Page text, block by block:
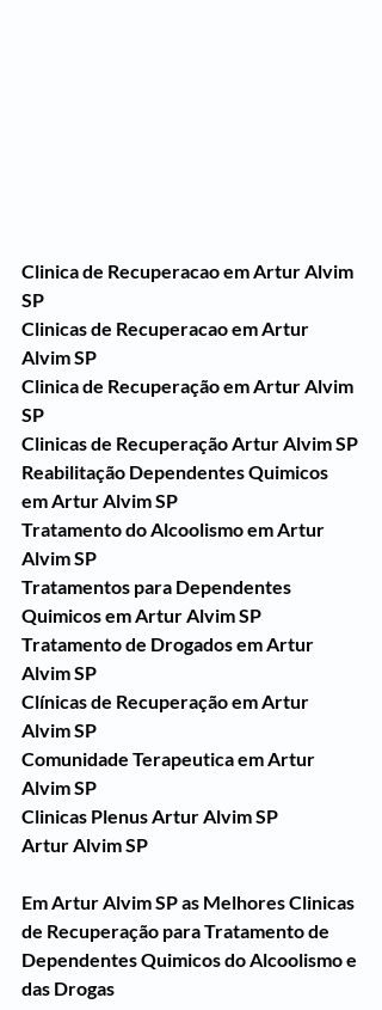
Clinica de Recuperacao em Artur Alvim
SP
Clinicas de Recuperacao em Artur
Alvim SP
Clinica de Recuperação em Artur Alvim
SP
Clinicas de Recuperação Artur Alvim SP
Reabilitação Dependentes Quimicos
em Artur Alvim SP
Tratamento do Alcoolismo em Artur
Alvim SP
Tratamentos para Dependentes
Quimicos em Artur Alvim SP
Tratamento de Drogados em Artur
Alvim SP
Clínicas de Recuperação em Artur
Alvim SP
Comunidade Terapeutica em Artur
Alvim SP
Clinicas Plenus Artur Alvim SP
Artur Alvim SP
Em Artur Alvim SP as Melhores Clinicas
de Recuperação para Tratamento de
Dependentes Quimicos do Alcoolismo e
das Drogas